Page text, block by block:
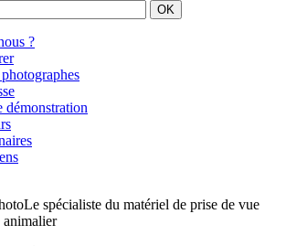
?
démonstration
Le spécialiste du matériel de prise de vue
animalier